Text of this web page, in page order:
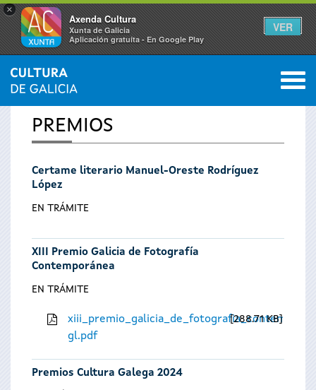
×
Axenda Cultura
Xunta de Galicia
Aplicación gratuíta - En Google Play
VER
Vostede
está
aquí
INICIO 0
PREMIOS
Certame literario Manuel-Oreste Rodríguez
López
EN TRÁMITE
XIII Premio Galicia de Fotografía
Contemporánea
EN TRÁMITE
gl.pdf
288.71 KB
Premios Cultura Galega 2024